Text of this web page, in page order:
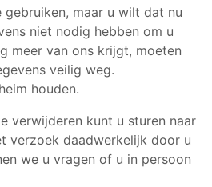
maar u wilt dat nu
niet nodig hebben om u
meer van ons krijgt, moeten
veilig weg.
houden.
verwijderen kunt u sturen naar
verzoek daadwerkelijk door u
we u vragen of u in persoon